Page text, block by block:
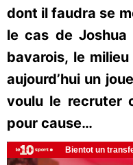
dont il faudra se
le cas de Joshua
bavarois, le
aujourd’hui un
voulu le recruter
pour cause…